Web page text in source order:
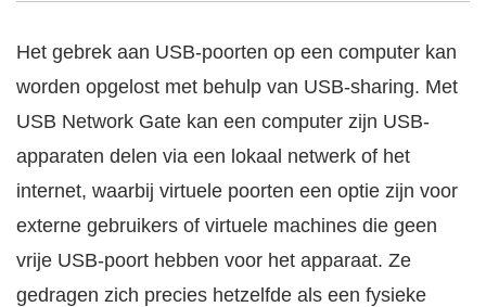
Het gebrek aan USB-poorten op een computer kan
worden opgelost met behulp van USB-sharing. Met
USB Network Gate kan een computer zijn USB-
apparaten delen via een lokaal netwerk of het
internet, waarbij virtuele poorten een optie zijn voor
externe gebruikers of virtuele machines die geen
vrije USB-poort hebben voor het apparaat. Ze
gedragen zich precies hetzelfde als een fysieke